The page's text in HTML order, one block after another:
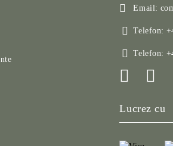
Email:
Telefon:
Telefon:
Lucrez cu